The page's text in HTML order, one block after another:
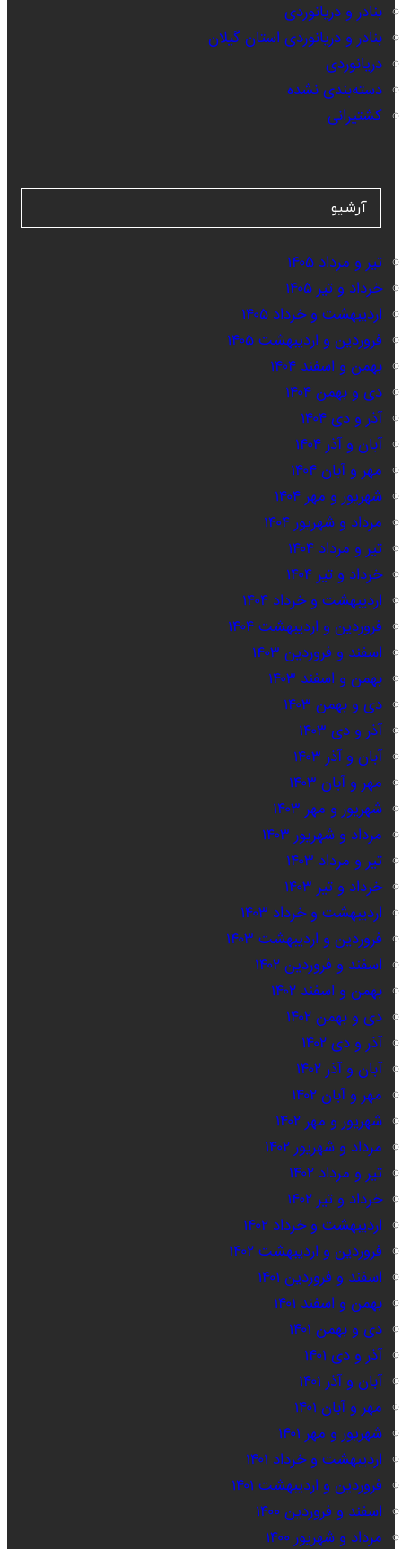
بنادر و دریانوردی
بنادر و دریانوردی استان گیلان
دریانوردی
دسته‌بندی نشده
کشتیرانی
آرشیو
تیر و مرداد ۱۴۰۵
خرداد و تیر ۱۴۰۵
اردیبهشت و خرداد ۱۴۰۵
فروردین و اردیبهشت ۱۴۰۵
بهمن و اسفند ۱۴۰۴
دی و بهمن ۱۴۰۴
آذر و دی ۱۴۰۴
آبان و آذر ۱۴۰۴
مهر و آبان ۱۴۰۴
شهریور و مهر ۱۴۰۴
مرداد و شهریور ۱۴۰۴
تیر و مرداد ۱۴۰۴
خرداد و تیر ۱۴۰۴
اردیبهشت و خرداد ۱۴۰۴
فروردین و اردیبهشت ۱۴۰۴
اسفند و فروردین ۱۴۰۳
بهمن و اسفند ۱۴۰۳
دی و بهمن ۱۴۰۳
آذر و دی ۱۴۰۳
آبان و آذر ۱۴۰۳
مهر و آبان ۱۴۰۳
شهریور و مهر ۱۴۰۳
مرداد و شهریور ۱۴۰۳
تیر و مرداد ۱۴۰۳
خرداد و تیر ۱۴۰۳
اردیبهشت و خرداد ۱۴۰۳
فروردین و اردیبهشت ۱۴۰۳
اسفند و فروردین ۱۴۰۲
بهمن و اسفند ۱۴۰۲
دی و بهمن ۱۴۰۲
آذر و دی ۱۴۰۲
آبان و آذر ۱۴۰۲
مهر و آبان ۱۴۰۲
شهریور و مهر ۱۴۰۲
مرداد و شهریور ۱۴۰۲
تیر و مرداد ۱۴۰۲
خرداد و تیر ۱۴۰۲
اردیبهشت و خرداد ۱۴۰۲
فروردین و اردیبهشت ۱۴۰۲
اسفند و فروردین ۱۴۰۱
بهمن و اسفند ۱۴۰۱
دی و بهمن ۱۴۰۱
آذر و دی ۱۴۰۱
آبان و آذر ۱۴۰۱
مهر و آبان ۱۴۰۱
شهریور و مهر ۱۴۰۱
اردیبهشت و خرداد ۱۴۰۱
فروردین و اردیبهشت ۱۴۰۱
اسفند و فروردین ۱۴۰۰
مرداد و شهریور ۱۴۰۰